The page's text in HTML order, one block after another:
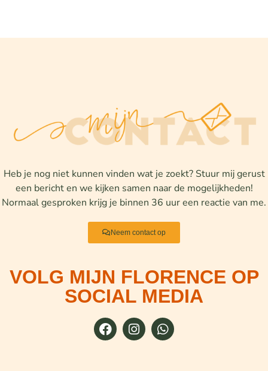
Heb je nog niet kunnen vinden wat je zoekt? Stuur mij gerust
een bericht en we kijken samen naar de mogelijkheden!
Normaal gesproken krijg je binnen 36 uur een reactie van me.
Neem contact op
VOLG MIJN FLORENCE OP
SOCIAL MEDIA